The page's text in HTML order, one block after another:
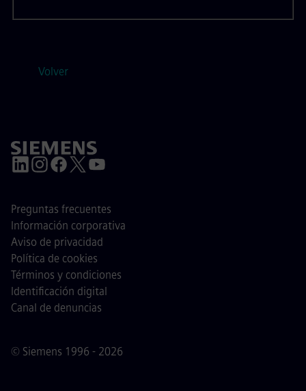
Volver
© Siemens 1996 - 2026
Preguntas frecuentes
Información corporativa
Aviso de privacidad
Política de cookies
Términos y condiciones
Identificación digital
Canal de denuncias